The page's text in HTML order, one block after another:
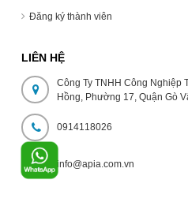
Đăng ký thành viên
LIÊN HỆ
Công Ty TNHH Công Nghiệp
Hồng, Phường 17, Quận Gò
0914118026
info@apia.com.vn